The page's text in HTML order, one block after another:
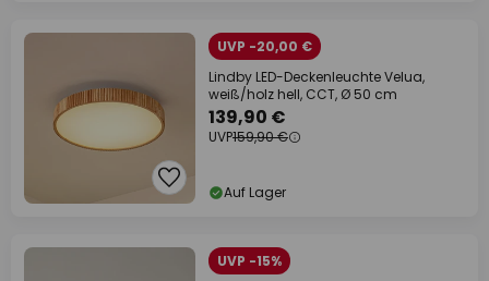
UVP -20,00 €
Lindby LED-Deckenleuchte Velua,
weiß/holz hell, CCT, Ø 50 cm
139,90 €
UVP159,90 €
Auf Lager
UVP -15%